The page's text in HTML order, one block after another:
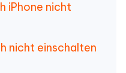
iPhone nicht
nicht einschalten